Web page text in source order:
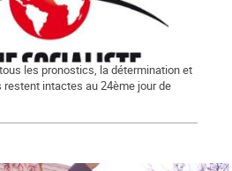
! PAS DE RETRAIT, PAS DE
série, n° 123 - Samedi 28
les pronostics, la détermination et
intactes au 24ème jour de